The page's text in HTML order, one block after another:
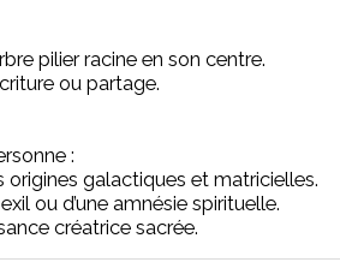
pilier racine en son centre.
ou partage.
:
origines galactiques et matricielles.
ou d’une amnésie spirituelle.
créatrice sacrée.